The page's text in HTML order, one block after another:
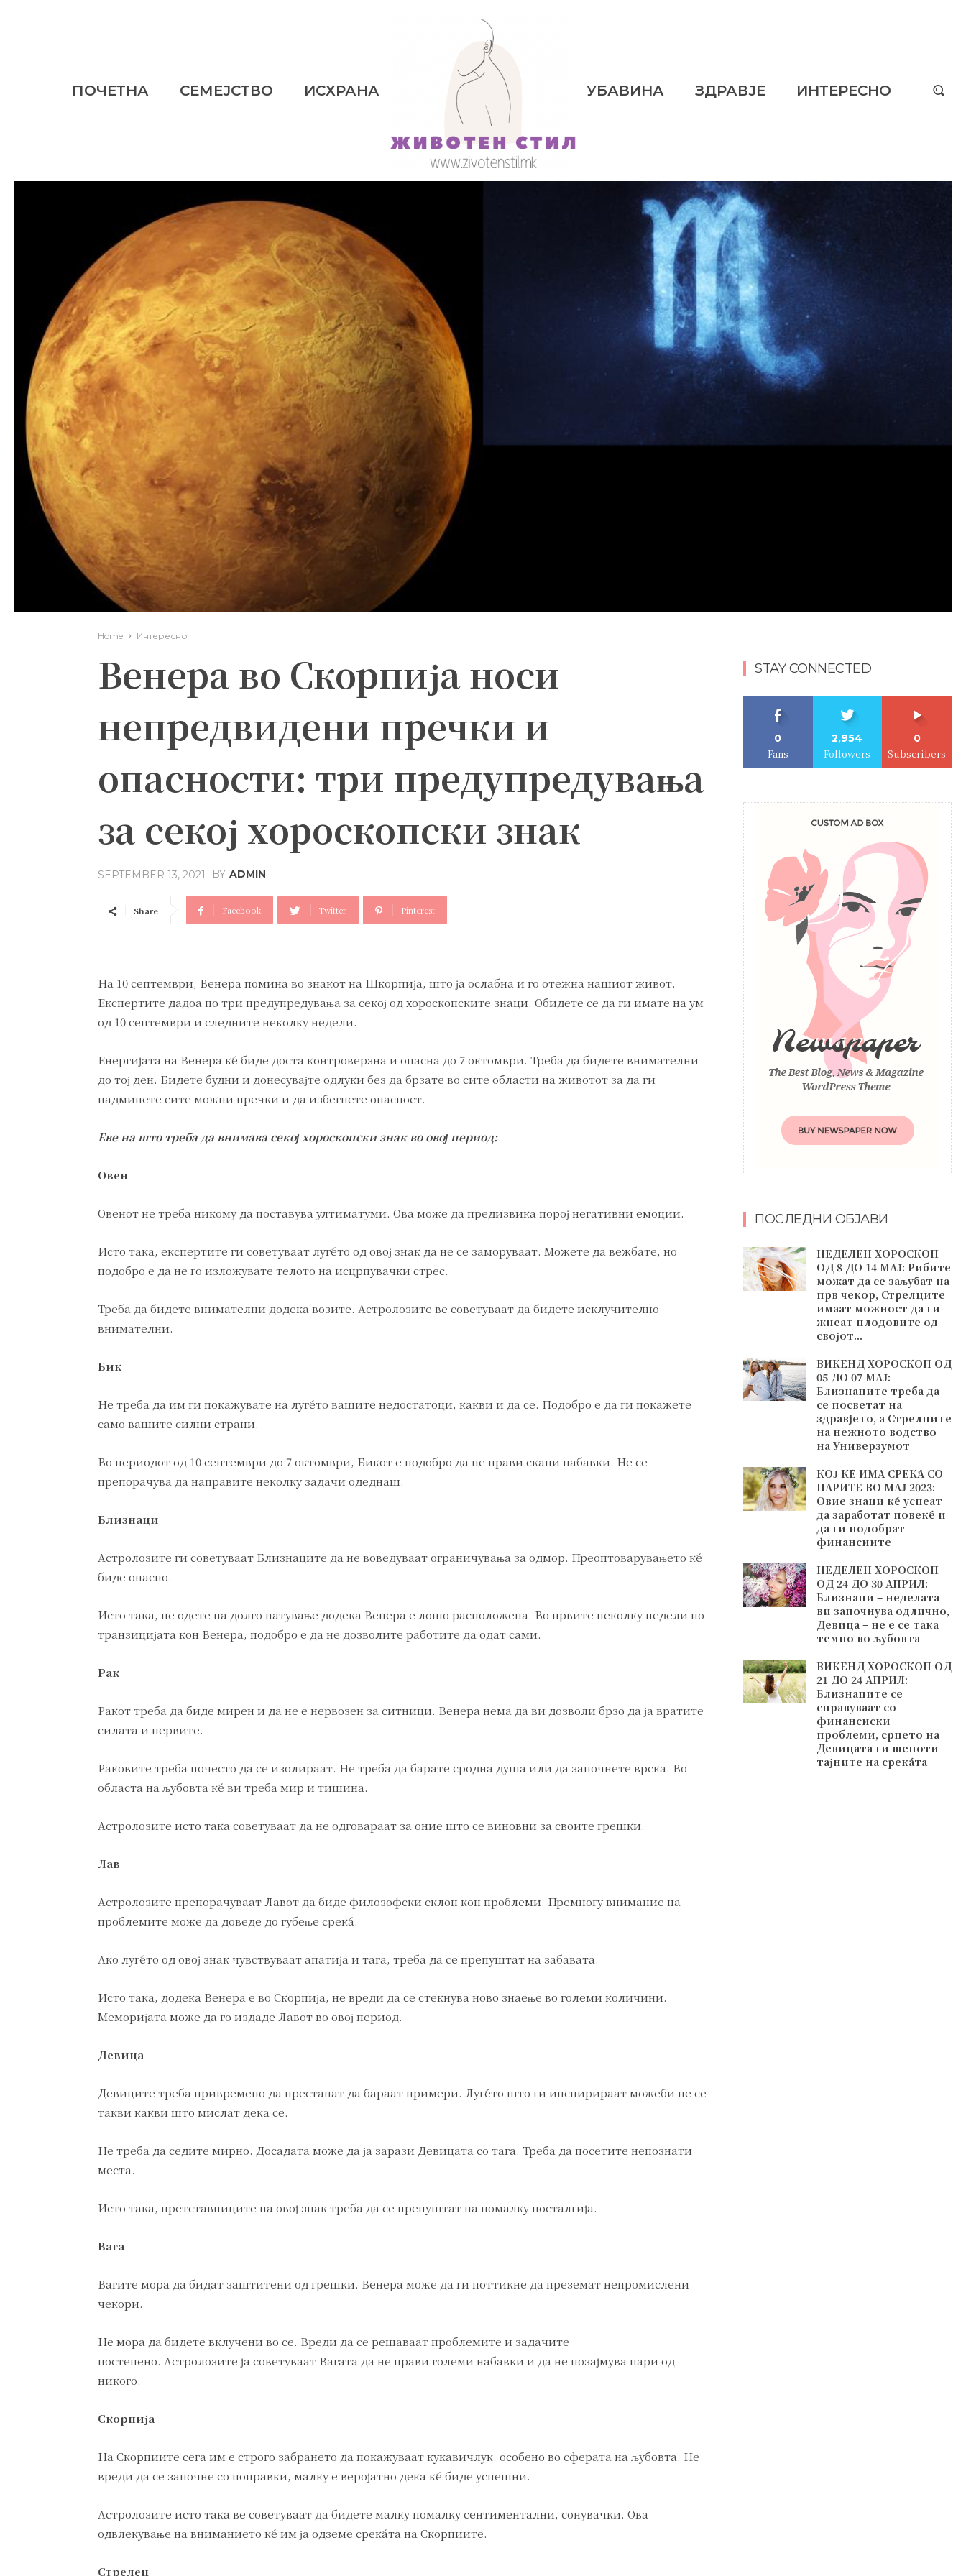
ПОЧЕТНА СЕМЕЈСТВО ИСХРАНА УБАВИНА ЗДРАВЈЕ ИНТЕРЕСНО
Home Интересно
Венера во Скорпија носи
непредвидени пречки и
опасности: три предупредувања
за секој хороскопски знак
SEPTEMBER 13, 2021 BY ADMIN
Share Facebook Twitter Pinterest
На 10 септември, Венера помина во знакот на Шкорпија, што ја ослабна и го отежна нашиот живот.
Експертите дадоа по три предупредувања за секој од хороскопските знаци. Обидете се да ги имате на ум
од 10 септември и следните неколку недели.
Енергијата на Венера ќе биде доста контроверзна и опасна до 7 октомври. Треба да бидете внимателни
до тој ден. Бидете будни и донесувајте одлуки без да брзате во сите области на животот за да ги
надминете сите можни пречки и да избегнете опасност.
Еве на што треба да внимава секој хороскопски знак во овој период:
Овен
Овенот не треба никому да поставува ултиматуми. Ова може да предизвика порој негативни емоции.
Исто така, експертите ги советуваат луѓето од овој знак да не се заморуваат. Можете да вежбате, но
подобро е да не го изложувате телото на исцрпувачки стрес.
Треба да бидете внимателни додека возите. Астролозите ве советуваат да бидете исклучително
внимателни.
Бик
Не треба да им ги покажувате на луѓето вашите недостатоци, какви и да се. Подобро е да ги покажете
само вашите силни страни.
Во периодот од 10 септември до 7 октомври, Бикот е подобро да не прави скапи набавки. Не се
препорачува да направите неколку задачи одеднаш.
Близнаци
Астролозите ги советуваат Близнаците да не воведуваат ограничувања за одмор. Преоптоварувањето ќе
биде опасно.
Исто така, не одете на долго патување додека Венера е лошо расположена. Во првите неколку недели по
транзицијата кон Венера, подобро е да не дозволите работите да одат сами.
Рак
Ракот треба да биде мирен и да не е нервозен за ситници. Венера нема да ви дозволи брзо да ја вратите
силата и нервите.
Раковите треба почесто да се изолираат. Не треба да барате сродна душа или да започнете врска. Во
областа на љубовта ќе ви треба мир и тишина.
Астролозите исто така советуваат да не одговараат за оние што се виновни за своите грешки.
Лав
Астролозите препорачуваат Лавот да биде филозофски склон кон проблеми. Премногу внимание на
проблемите може да доведе до губење среќа.
Ако луѓето од овој знак чувствуваат апатија и тага, треба да се препуштат на забавата.
Исто така, додека Венера е во Скорпија, не вреди да се стекнува ново знаење во големи количини.
Меморијата може да го издаде Лавот во овој период.
Девица
Девиците треба привремено да престанат да бараат примери. Луѓето што ги инспирираат можеби не се
такви какви што мислат дека се.
Не треба да седите мирно. Досадата може да ја зарази Девицата со тага. Треба да посетите непознати
места.
Исто така, претставниците на овој знак треба да се препуштат на помалку носталгија.
Вага
Вагите мора да бидат заштитени од грешки. Венера може да ги поттикне да преземат непромислени
чекори.
Не мора да бидете вклучени во се. Вреди да се решаваат проблемите и задачите
постепено. Астролозите ја советуваат Вагата да не прави големи набавки и да не позајмува пари од
никого.
Скорпија
На Скорпиите сега им е строго забрането да покажуваат кукавичлук, особено во сферата на љубовта. Не
вреди да се започне со поправки, малку е веројатно дека ќе биде успешни.
Астролозите исто така ве советуваат да бидете малку помалку сентиментални, сонувачки. Ова
одвлекување на вниманието ќе им ја одземе среќата на Скорпиите.
Стрелец
STAY CONNECTED
0
Fans
2,954
Followers
0
Subscribers
ПОСЛЕДНИ ОБЈАВИ
НЕДЕЛЕН ХОРОСКОП
ОД 8 ДО 14 МАЈ: Рибите
можат да се заљубат на
прв чекор, Стрелците
имаат можност да ги
жнеат плодовите од
својот...
ВИКЕНД ХОРОСКОП ОД
05 ДО 07 МАЈ:
Близнаците треба да
се посветат на
здравјето, а Стрелците
на нежното водство
на Универзумот
КОЈ ЌЕ ИМА СРЕЌА СО
ПАРИТЕ ВО МАЈ 2023:
Овие знаци ќе успеат
да заработат повеќе и
да ги подобрат
финансиите
НЕДЕЛЕН ХОРОСКОП
ОД 24 ДО 30 АПРИЛ:
Близнаци – неделата
ви започнува одлично,
Девица – не е се така
темно во љубовта
ВИКЕНД ХОРОСКОП ОД
21 ДО 24 АПРИЛ:
Близнаците се
справуваат со
финансиски
проблеми, срцето на
Девицата ги шепоти
тајните на среќата